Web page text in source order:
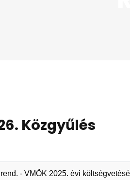
Közgyűlés
- VMÖK 2025. évi